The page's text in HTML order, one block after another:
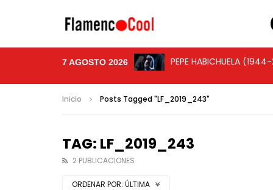
7 AGOSTO 2026 PEPE HABICHUELA
PEPE HABICHUELA |
EZEQUIEL BENÍTEZ,
CANCANILLA DE
Inicio Posts Tagged "LF_2019_243"
TAG: LF_2019_243
2 PUBLICACIONES
ORDENAR POR: ÚLTIMA